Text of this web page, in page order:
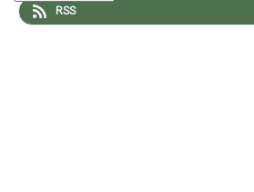
RSS